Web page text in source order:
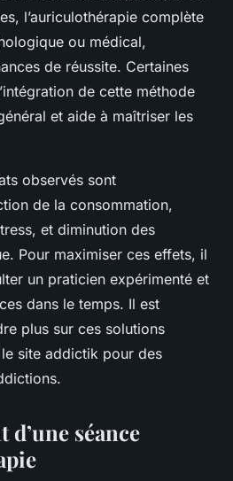
l’auriculothérapie complète
ou médical,
de réussite. Certaines
de cette méthode
et aide à maîtriser les
observés sont
de la consommation,
et diminution des
Pour maximiser ces effets, il
un praticien expérimenté et
dans le temps. Il est
plus sur ces solutions
site addictik pour des
séance